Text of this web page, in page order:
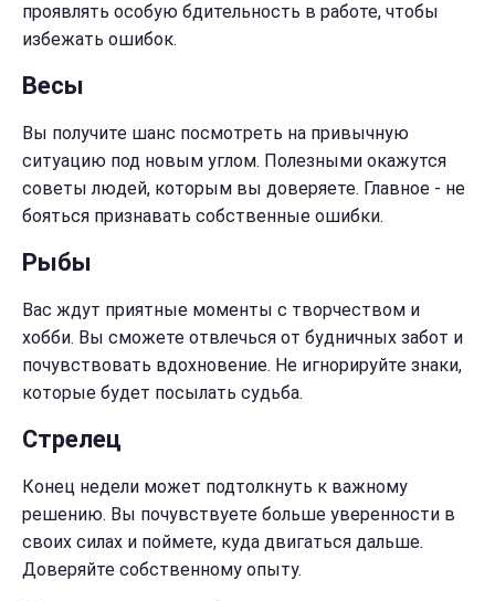
проявлять особую бдительность в работе, чтобы
избежать ошибок.
Весы
Вы получите шанс посмотреть на привычную
ситуацию под новым углом. Полезными окажутся
советы людей, которым вы доверяете. Главное - не
бояться признавать собственные ошибки.
Рыбы
Вас ждут приятные моменты с творчеством и
хобби. Вы сможете отвлечься от будничных забот и
почувствовать вдохновение. Не игнорируйте знаки,
которые будет посылать судьба.
Стрелец
Конец недели может подтолкнуть к важному
решению. Вы почувствуете больше уверенности в
своих силах и поймете, куда двигаться дальше.
Доверяйте собственному опыту.